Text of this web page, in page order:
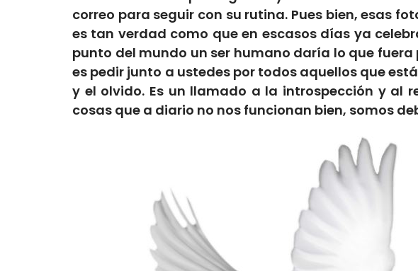
correo para seguir con su rutina. Pues bien, esas
es tan verdad como que en escasos días ya
punto del mundo un ser humano daría lo que
es pedir junto a ustedes por todos aquellos que
y el olvido. Es un llamado a la introspección y al
cosas que a diario no nos funcionan bien, somos